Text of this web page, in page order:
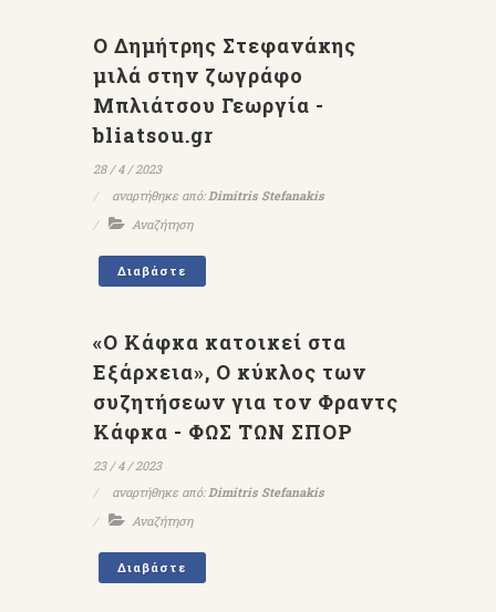
Ο Δημήτρης Στεφανάκης
μιλά στην ζωγράφο
Μπλιάτσου Γεωργία -
bliatsou.gr
28 / 4 / 2023
αναρτήθηκε από:Dimitris Stefanakis
Αναζήτηση
Διαβάστε
«Ο Κάφκα κατοικεί στα
Εξάρχεια», Ο κύκλος των
συζητήσεων για τον Φραντς
Κάφκα - ΦΩΣ ΤΩΝ ΣΠΟΡ
23 / 4 / 2023
αναρτήθηκε από:Dimitris Stefanakis
Αναζήτηση
Διαβάστε